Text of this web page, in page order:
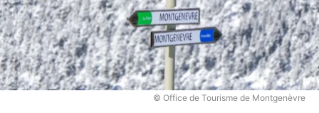
© Office de Tourisme de Montgenèvre